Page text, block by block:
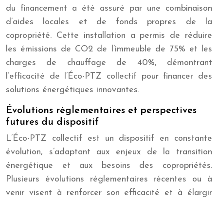
du financement a été assuré par une combinaison
d’aides locales et de fonds propres de la
copropriété. Cette installation a permis de réduire
les émissions de CO2 de l’immeuble de 75% et les
charges de chauffage de 40%, démontrant
l’efficacité de l’Éco-PTZ collectif pour financer des
solutions énergétiques innovantes.
Évolutions réglementaires et perspectives
futures du dispositif
L’Éco-PTZ collectif est un dispositif en constante
évolution, s’adaptant aux enjeux de la transition
énergétique et aux besoins des copropriétés.
Plusieurs évolutions réglementaires récentes ou à
venir visent à renforcer son efficacité et à élargir